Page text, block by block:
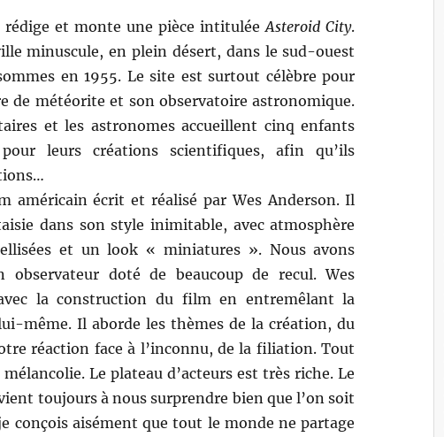
rédige et monte une pièce intituléeAsteroid City.
minuscule, en plein désert, dans le sud-ouest
en 1955. Le site est surtout célèbre pour
de météorite et son observatoire astronomique.
et les astronomes accueillent cinq enfants
leurs créations scientifiques, afin qu’ils
américain écrit et réalisé par Wes Anderson. Il
dans son style inimitable, avec atmosphère
et un look « miniatures ». Nous avons
observateur doté de beaucoup de recul. Wes
la construction du film en entremêlant la
même. Il aborde les thèmes de la création, du
réaction face à l’inconnu, de la filiation. Tout
Le plateau d’acteurs est très riche. Le
toujours à nous surprendre bien que l’on soit
conçois aisément que tout le monde ne partage